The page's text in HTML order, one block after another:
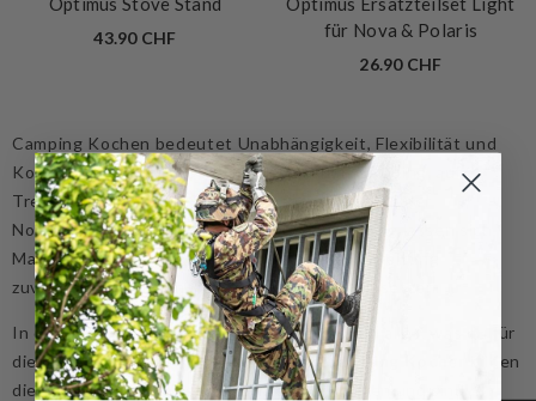
43.90 CHF
für Nova & Polaris
26.90 CHF
Camping Kochen bedeutet Unabhängigkeit, Flexibilität und
Komfort unterwegs. Ob beim klassischen Camping, auf
Trekkingtouren, beim Vanlife, Bushcraft oder in der
Notfallvorsorge – mit der richtigen Ausrüstung lassen sich
Mahlzeiten, Heissgetränke und Wasseraufbereitung
zuverlässig auch fernab von Infrastruktur umsetzen.
In der Kategorie Camping Kochen findest du alles, was du für
die mobile Outdoor-Küche benötigst.Camping
bilden
die Basis für schnelles und effizientes Kochen und sind